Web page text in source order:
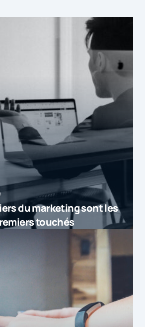
du marketing sont les
touchés